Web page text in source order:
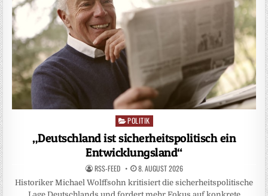
Posted
POLITIK
„Deutschland ist sicherheitspolitisch ein
Entwicklungsland“
RSS-FEED 8. AUGUST 2026
Historiker Michael Wolffsohn kritisiert die sicherheitspolitische
Lage Deutschlands und fordert mehr Fokus auf konkrete